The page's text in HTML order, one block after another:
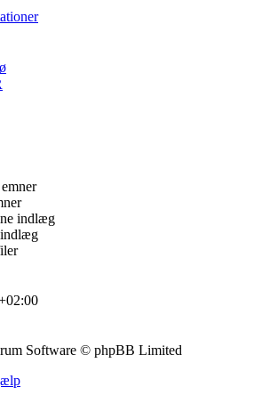
indlæg
indlæg
Software © phpBB Limited